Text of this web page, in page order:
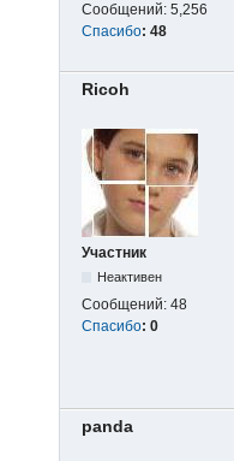
Сообщений: 5,256
Спасибо: 48
Ricoh
Участник
Неактивен
Сообщений: 48
Спасибо: 0
panda